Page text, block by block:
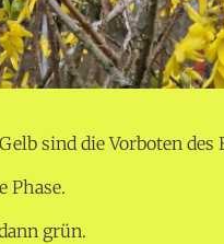
sind die Vorboten des
Phase.
grün.